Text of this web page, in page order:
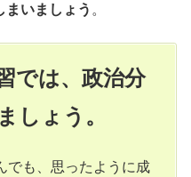
まいましょう 。
では、政治分
しょう。
でも、思ったように成